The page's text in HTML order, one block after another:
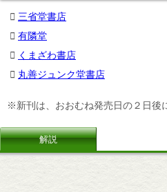
三省堂書店
有隣堂
くまざわ書店
丸善ジュンク堂書店
※新刊は、おおむね発売日の２日後
解説